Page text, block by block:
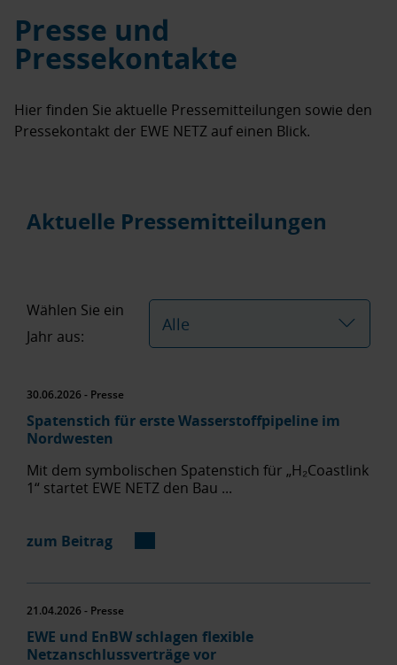
Presse und
Pressekontakte
Hier finden Sie aktuelle Pressemitteilungen sowie den
Pressekontakt der EWE NETZ auf einen Blick.
Aktuelle Pressemitteilungen
Wählen Sie ein
Jahr aus:
Alle
30.06.2026 - Presse
Spatenstich für erste Wasserstoffpipeline im
Nordwesten
Mit dem symbolischen Spatenstich für „H₂Coastlink
1“ startet EWE NETZ den Bau ...
zum Beitrag
21.04.2026 - Presse
EWE und EnBW schlagen flexible
Netzanschlussverträge vor